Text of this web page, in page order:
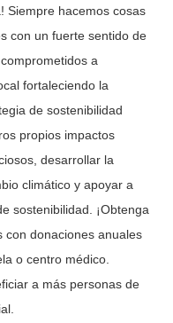
Siempre hacemos cosas
con un fuerte sentido de
a
fortaleciendo la
de sostenibilidad
propios impactos
desarrollar la
climático y apoyar a
sostenibilidad. ¡Obtenga
con donaciones anuales
o centro médico.
a más personas de